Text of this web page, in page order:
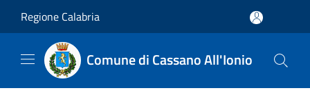
Regione Calabria
Comune di Cassano All'Ionio